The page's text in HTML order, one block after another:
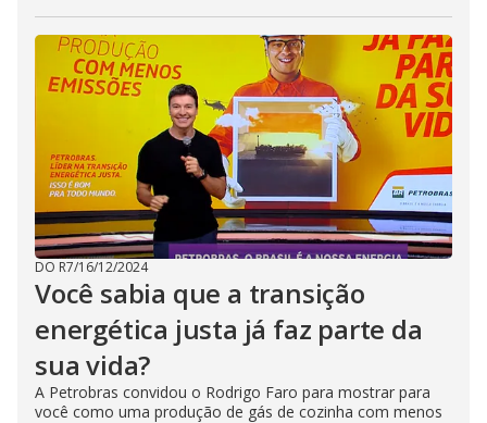
DO R7/16/12/2024
Você sabia que a transição
energética justa já faz parte da
sua vida?
A Petrobras convidou o Rodrigo Faro para mostrar para
você como uma produção de gás de cozinha com menos